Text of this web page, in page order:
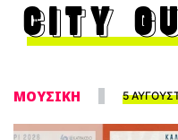
CITY
ΜΟΥΣΙΚΗ 5